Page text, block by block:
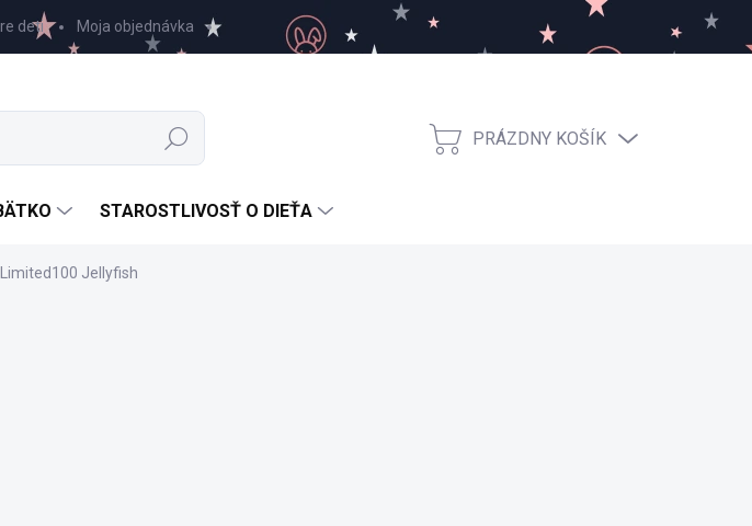
deti Moja objednávka
Hľadať
NÁKUPNÝ
PRÁZDNY KOŠÍK
STAROSTLIVOSŤ O DIEŤA
Jellyfish